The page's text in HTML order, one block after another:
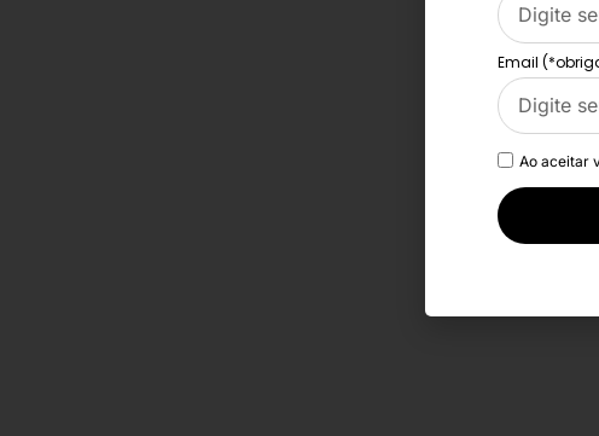
Email
Ao aceitar